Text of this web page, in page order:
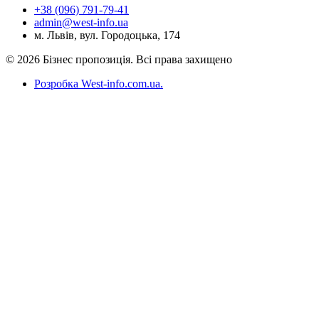
+38 (096) 791-79-41
admin@west-info.ua
м. Львів, вул. Городоцька, 174
© 2026 Бізнес пропозиція. Всі права захищено
Розробка West-info.com.ua.